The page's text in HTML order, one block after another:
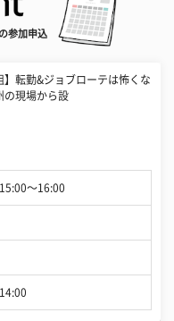
参加申込
】転勤&ジョブローテは怖くな
の現場から設
〜16:00